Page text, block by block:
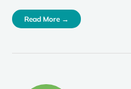
Read More →